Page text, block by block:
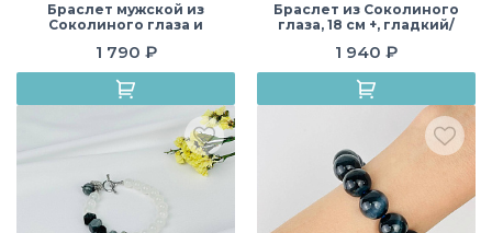
Браслет мужской из
Соколиного глаза и
мм, гладкий, Африка
1 790 ₽
Браслет из Соколиного
глаза, 18 см +, гладкий/
1 940 ₽